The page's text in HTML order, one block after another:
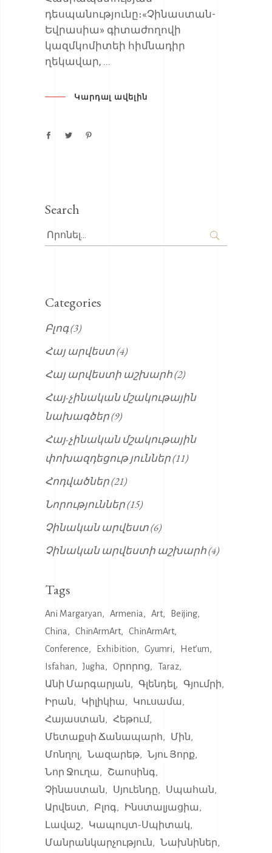
դեսպանությունը։«Չինաստան-
Եվրասիա» գիտաժողովի
կազմկոմիտեի հիմնադիր
ղեկավար,
Կարդալ ավելին
Search
Search
for:
Categories
Բլոգ(3)
Հայ արվեստ(4)
Հայ արվեստի աշխարհ(2)
Հայ-չինական մշակութային
նախագծեր(9)
Հայ-չինական մշակութային
փոխազդեցութ յուններ(11)
Հոդվածներ(21)
Նորություններ(15)
Չինական արվեստ(6)
Չինական արվեստի աշխարհ(4)
Tags
Ani Margaryan Armenia Art
Beijing
China
ChinArmArt
ChinArmArt
Conference
Exhibition Gyumri
Het’um
Isfahan
Jugha Oրորոց
Taraz
Անի Մարգարյան
Գլենդել
Գյումրի
Իրան
Կիլիկիա
Կուսամա
Հայաստան
Հեթում
Մետաքսի Ճանապարհ
Մին
Մոնղոլ
Նազարեթ
Նյու Յորք
Նոր Ջուղա
Շաոսինգ
Չինաստան
Սյուենդը
Սպահան
Արվեստ
Բլոգ
Ինստալյացիա
Լավաշ
Կապույտ-Սպիտակ
Մանրանկարչություն
Նախնիներ